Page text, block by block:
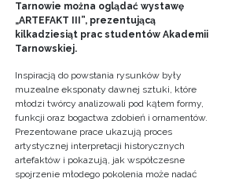
Tarnowie można oglądać wystawę
„ARTEFAKT III”, prezentującą
kilkadziesiąt prac studentów Akademii
Tarnowskiej.
Inspiracją do powstania rysunków były
muzealne eksponaty dawnej sztuki, które
młodzi twórcy analizowali pod kątem formy,
funkcji oraz bogactwa zdobień i ornamentów.
Prezentowane prace ukazują proces
artystycznej interpretacji historycznych
artefaktów i pokazują, jak współczesne
spojrzenie młodego pokolenia może nadać